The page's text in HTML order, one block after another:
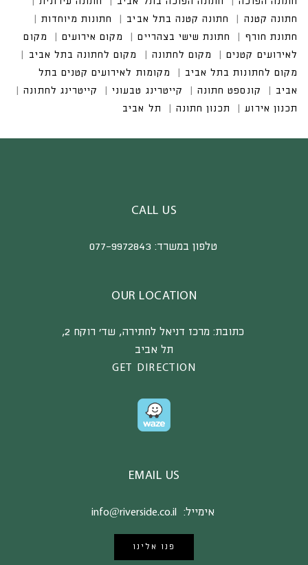
CALL US
טלפון במשרד:077-9972843
OUR LOCATION
כתובת: מרכז דניאל לחתירה, שד’ רוקח 2,
תל אביב
GET DIRECTION
EMAIL US
אימייל:
פנו אלינו